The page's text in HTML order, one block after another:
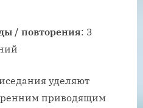
/ повторения: 3
уделяют
приводящим